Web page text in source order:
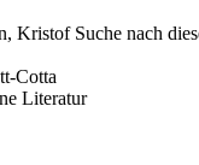
Kristof Suche nach
Cotta
Literatur